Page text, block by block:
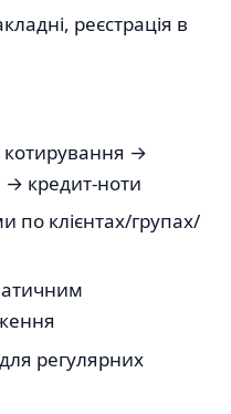
реєстрація в
котирування →
кредит-ноти
по клієнтах/групах/
регулярних